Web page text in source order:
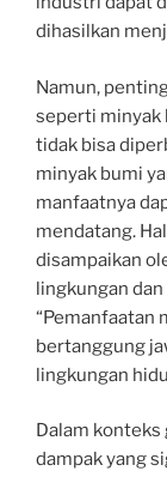
dihasilkan
Namun,
seperti minyak
tidak bisa
minyak bumi
manfaatnya
mendatang.
disampaikan
lingkungan
“Pemanfaatan
bertanggung
lingkungan
Dalam konteks
dampak yang